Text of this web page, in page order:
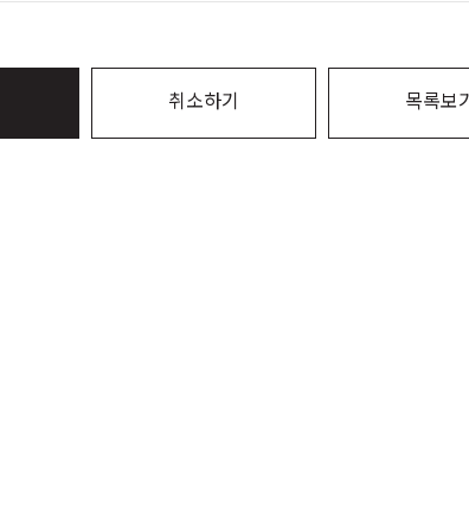
취소하기 목록보